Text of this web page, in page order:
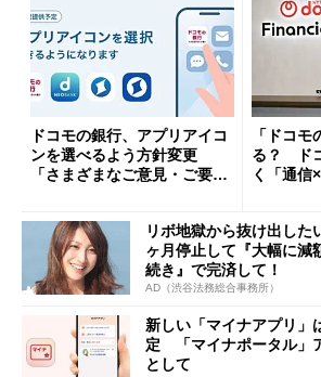
ドコモの銀行、アプリアイコ
ンを選べるよう方針変更
「さまざまなご意見・ご要望
「ドコ
る？ ド
く「通信
リボ地獄から抜け出した
ヶ月停止して『大幅に減
続き』で完済して！
AD（渋谷法務総合事務所）
新しい「マイナアプリ」
定 「マイナポータル」
として